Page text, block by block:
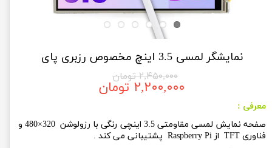
نمایشگر لمسی 3.5 اینچ مخصوص رزبری پای
۲,۴۵۰,۰۰۰ تومان
۲,۲۰۰,۰۰۰ تومان
معرفی :
صفحه نمایش لمسی مقاومتی 3.5 اینچی رنگی با رزولوشن 320×480 و
فناوری TFT از Raspberry Pi پشتیبانی می کند .